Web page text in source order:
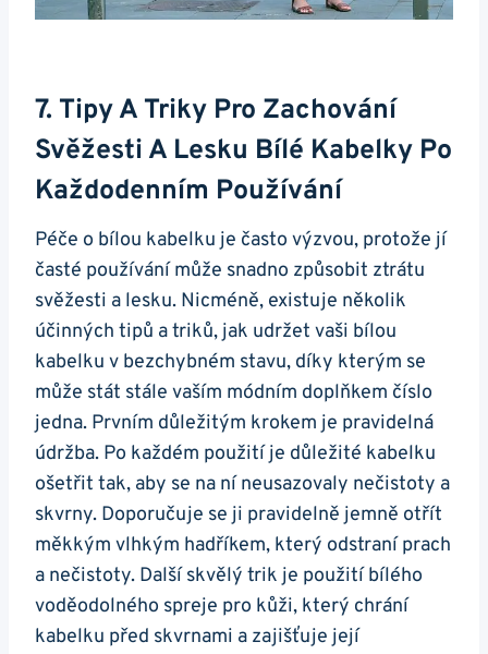
7. Tipy A ​triky Pro Zachování
Svěžesti A ​lesku⁢ Bílé Kabelky Po
Každodenním Používání
Péče o bílou kabelku ​je​ často⁢ výzvou, protože jí
časté používání může snadno způsobit ztrátu
svěžesti a lesku. Nicméně, existuje několik
účinných ​tipů a triků, jak ⁢udržet⁤ vaši bílou
kabelku v bezchybném stavu, díky kterým se
může stát⁤ stále vaším módním ⁣doplňkem číslo
jedna. Prvním důležitým‌ krokem je pravidelná
údržba. Po každém použití je důležité kabelku
ošetřit‌ tak, aby se na ní‍ neusazovaly nečistoty a
skvrny. Doporučuje ⁢se⁢ ji⁢ pravidelně ⁤jemně otřít
měkkým vlhkým hadříkem, který odstraní prach
a nečistoty. Další skvělý trik je použití bílého
voděodolného spreje pro⁤ kůži, který chrání
kabelku před skvrnami a zajišťuje její